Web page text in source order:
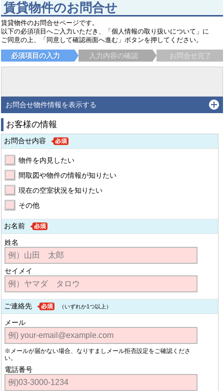
賃貸物件のお問合せ
賃貸物件のお問合せページです。
以下の必須項目へご入力いただき、「個人情報の取り扱いについて」に
ご同意の上、「同意して確認画面へ進む」ボタンを押してください。
必須項目の入力 入力内容の確認 お問合せ完了
お問合せ物件情報を表示する
お客様の情報
お問合せ内容
物件を内見したい
間取図や物件の情報が知りたい
現在の空室状況を知りたい
その他
お名前
姓名
セイメイ
ご連絡先 （いずれか1つ以上）
メール
※メールが届かない場合、なりすましメール拒否設定をご確認くださ
い。
電話番号